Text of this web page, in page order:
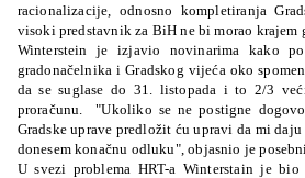
racionalizacije, odnosno kompletiranja
visoki predstavnik za BiH ne bi morao krajem
Winterstein je izjavio novinarima kako
gradonačelnika i Gradskog vijeća oko
da se suglase do 31. listopada i to 2/3
proračunu. "Ukoliko se ne postigne
Gradske uprave predložit ću upravi da mi
donesem konačnu odluku", objasnio je
U svezi problema HRT-a Winterstain je